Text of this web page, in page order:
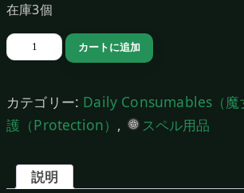
在庫3個
マ
ジ
ル
パ
ダ
カートに追加
カテゴリー: Daily Consumables（魔
護（Protection） , スペル用品
説明